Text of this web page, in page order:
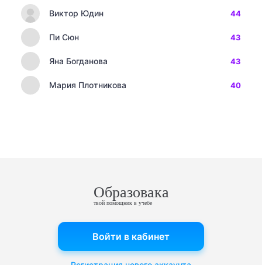
Виктор Юдин 44
Пи Сюн 43
Яна Богданова 43
Мария Плотникова 40
Образовака
твой помощник в учебе
Войти в кабинет